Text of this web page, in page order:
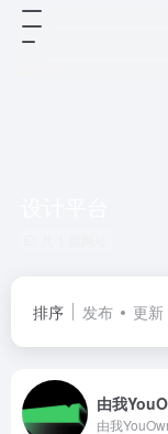
排序 发布 更新
由我